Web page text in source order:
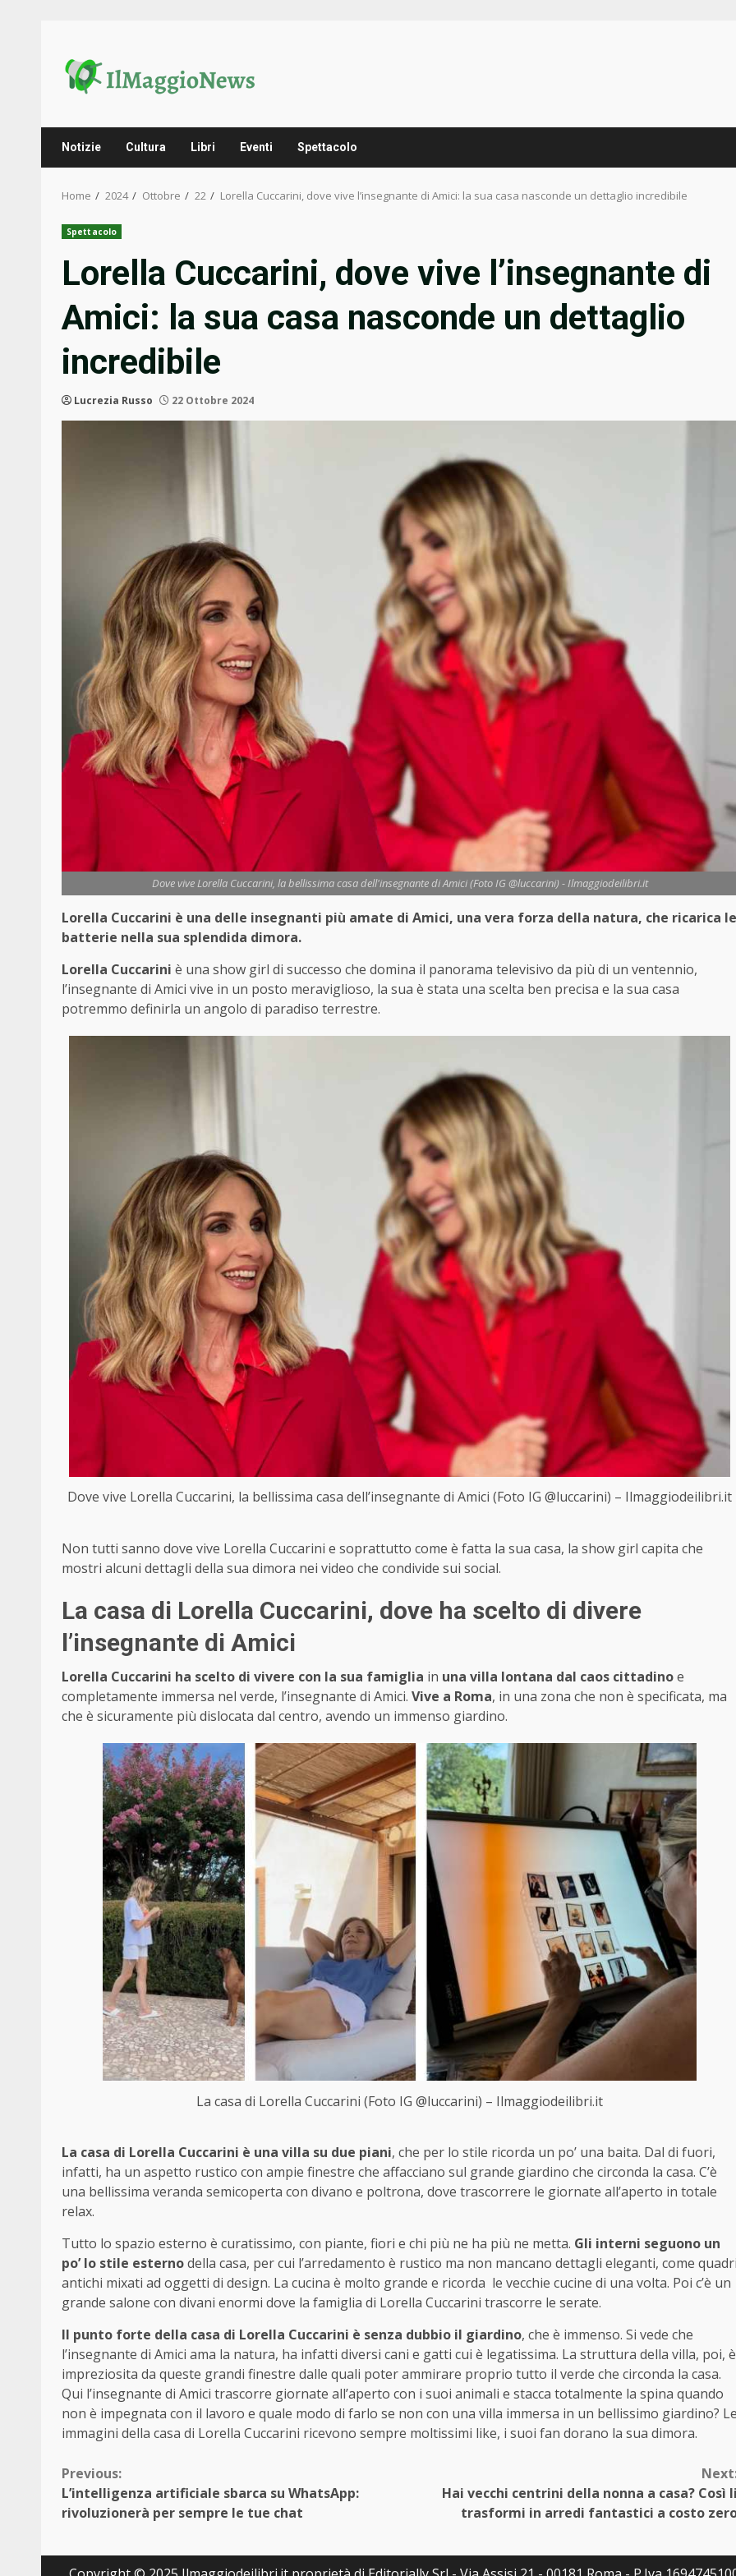
content
Notizie Cultura Libri Eventi Spettacolo
Home 2024 Ottobre 22 Lorella Cuccarini, dove vive l’insegnante di Amici: la sua casa nasconde un dettaglio incredibile
Spettacolo
Lorella Cuccarini, dove vive l’insegnante di
Amici: la sua casa nasconde un dettaglio
incredibile
Lucrezia Russo 22 Ottobre 2024
Dove vive Lorella Cuccarini, la bellissima casa dell'insegnante di Amici (Foto IG @luccarini) - Ilmaggiodeilibri.it
Lorella Cuccarini è una delle insegnanti più amate di Amici, una vera forza della natura, che ricarica le
batterie nella sua splendida dimora.
Lorella Cuccarini è una show girl di successo che domina il panorama televisivo da più di un ventennio,
l’insegnante di Amici vive in un posto meraviglioso, la sua è stata una scelta ben precisa e la sua casa
potremmo definirla un angolo di paradiso terrestre.
Dove vive Lorella Cuccarini, la bellissima casa dell’insegnante di Amici (Foto IG @luccarini) – Ilmaggiodeilibri.it
Non tutti sanno dove vive Lorella Cuccarini e soprattutto come è fatta la sua casa, la show girl capita che
mostri alcuni dettagli della sua dimora nei video che condivide sui social.
La casa di Lorella Cuccarini, dove ha scelto di divere
l’insegnante di Amici
Lorella Cuccarini ha scelto di vivere con la sua famiglia in una villa lontana dal caos cittadinoe
completamente immersa nel verde, l’insegnante di Amici. Vive a Roma, in una zona che non è specificata, ma
che è sicuramente più dislocata dal centro, avendo un immenso giardino.
La casa di Lorella Cuccarini (Foto IG @luccarini) – Ilmaggiodeilibri.it
La casa di Lorella Cuccarini è una villa su due piani, che per lo stile ricorda un po’ una baita. Dal di fuori,
infatti, ha un aspetto rustico con ampie finestre che affacciano sul grande giardino che circonda la casa. C’è
una bellissima veranda semicoperta con divano e poltrona, dove trascorrere le giornate all’aperto in totale
relax.
Tutto lo spazio esterno è curatissimo, con piante, fiori e chi più ne ha più ne metta. Gli interni seguono un
po’ lo stile esternodella casa, per cui l’arredamento è rustico ma non mancano dettagli eleganti, come
antichi mixati ad oggetti di design. La cucina è molto grande e ricorda le vecchie cucine di una volta. Poi c’è un
grande salone con divani enormi dove la famiglia di Lorella Cuccarini trascorre le serate.
Il punto forte della casa di Lorella Cuccarini è senza dubbio il giardino, che è immenso. Si vede che
l’insegnante di Amici ama la natura, ha infatti diversi cani e gatti cui è legatissima. La struttura della villa, poi, è
impreziosita da queste grandi finestre dalle quali poter ammirare proprio tutto il verde che circonda la casa.
Qui l’insegnante di Amici trascorre giornate all’aperto con i suoi animali e stacca totalmente la spina quando
non è impegnata con il lavoro e quale modo di farlo se non con una villa immersa in un bellissimo giardino?
immagini della casa di Lorella Cuccarini ricevono sempre moltissimi like, i suoi fan dorano la sua dimora.
Continue
Reading
Previous:
L’intelligenza artificiale sbarca su WhatsApp:
rivoluzionerà per sempre le tue chat
Hai vecchi centrini della nonna a casa? Così
trasformi in arredi fantastici a costo